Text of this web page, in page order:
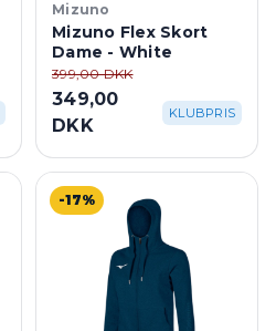
Mizuno
Mizuno Flex Skort
Dame - White
399,00 DKK
349,00
DKK
KLUBPRIS
-17%